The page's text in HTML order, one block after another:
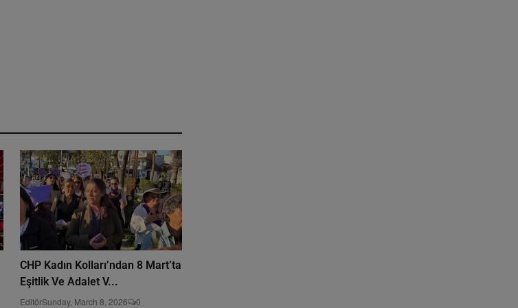
CHP Kadın Kolları’ndan 8 Mart’ta
Eşitlik Ve Adalet V...
EditörSunday, March 8, 2026 0